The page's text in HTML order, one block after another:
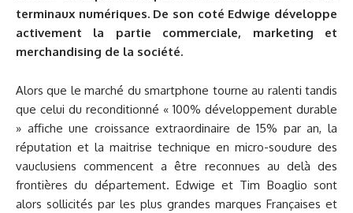
terminaux numériques. De son coté Edwige développe
activement la partie commerciale, marketing et
merchandising de la société.
Alors que le marché du smartphone tourne au ralenti tandis
que celui du reconditionné « 100% développement durable
» affiche une croissance extraordinaire de 15% par an, la
réputation et la maitrise technique en micro-soudure des
vauclusiens commencent a être reconnues au delà des
frontières du département. Edwige et Tim Boaglio sont
alors sollicités par les plus grandes marques Françaises et